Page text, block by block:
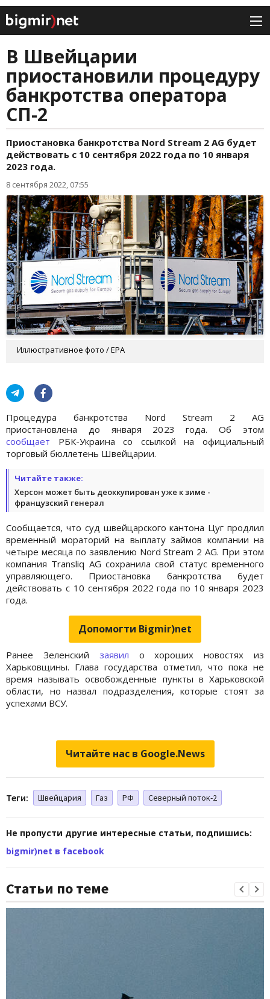
В Швейцарии
приостановили процедуру
банкротства оператора
СП-2
Приостановка банкротства Nord Stream 2 AG будет
действовать с 10 сентября 2022 года по 10 января
2023 года.
8 сентября 2022, 07:55
Иллюстративное фото / EPA
Процедура банкротства Nord Stream 2 AG
приостановлена до января 2023 года. Об этом
сообщает РБК-Украина со ссылкой на официальный
торговый бюллетень Швейцарии.
Читайте также:
Херсон может быть деоккупирован уже к зиме -
французский генерал
Сообщается, что суд швейцарского кантона Цуг продлил
временный мораторий на выплату займов компании на
четыре месяца по заявлению Nord Stream 2 AG. При этом
компания Transliq AG сохранила свой статус временного
управляющего. Приостановка банкротства будет
действовать с 10 сентября 2022 года по 10 января 2023
года.
Допомогти Bigmir)net
Ранее Зеленский заявил о хороших новостях из
Харьковщины. Глава государства отметил, что пока не
время называть освобожденные пункты в Харьковской
области, но назвал подразделения, которые стоят за
успехами ВСУ.
Читайте нас в Google.News
Теги: Швейцария Газ РФ Северный поток-2
Не пропусти другие интересные статьи, подпишись:
bigmir)net в facebook
Статьи по теме